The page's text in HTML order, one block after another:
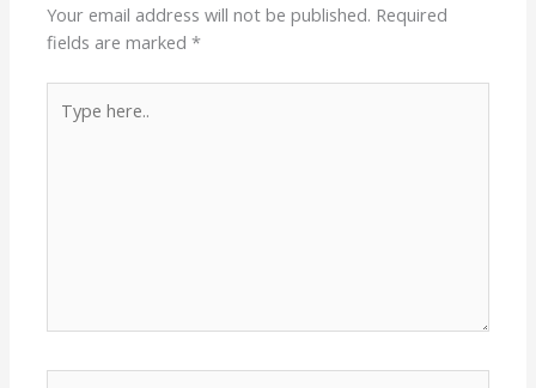
Your email address will not be published. Required
fields are marked*
here..